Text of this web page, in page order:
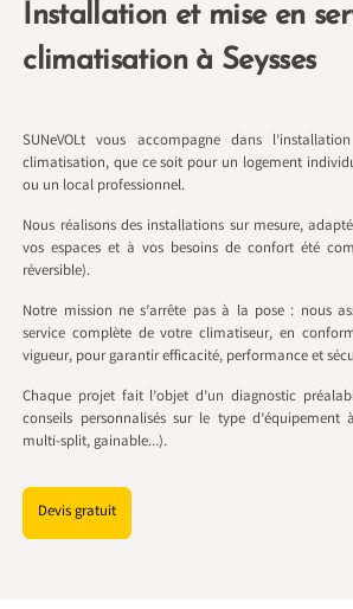
Installation et mise en
climatisation à Seysses
SUNeVOLt vous accompagne dans
climatisation, que ce soit pour un logement
ou un local professionnel.
Nous réalisons des installations sur mesure,
vos espaces et à vos besoins de confort été
réversible).
Notre mission ne s’arrête pas à la pose : nous
service complète de votre climatiseur, en
vigueur, pour garantir efficacité, performance et
Chaque projet fait l’objet d’un diagnostic
conseils personnalisés sur le type d’équipement
multi-split, gainable…).
Devis gratuit